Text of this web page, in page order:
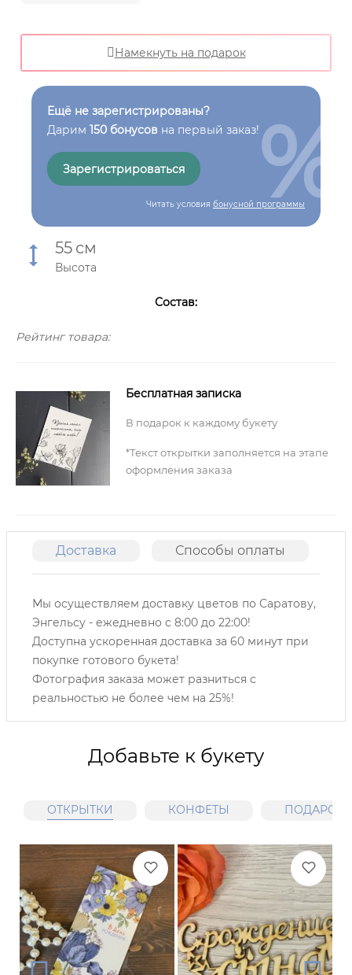
Намекнуть на подарок
Ещё не зарегистрированы?
Дарим 150 бонусов на первый заказ!
Зарегистрироваться
Читать условия бонусной программы
%
55 см
Высота
Состав:
Рейтинг товара:
Бесплатная записка
В подарок к каждому букету
*Текст открытки заполняется на этапе
оформления заказа
Доставка Способы оплаты
Мы осуществляем доставку цветов по Саратову,
Энгельсу - ежедневно с 8:00 до 22:00!
Доступна ускоренная доставка за 60 минут при
покупке готового букета!
Фотография заказа может разниться с
реальностью не более чем на 25%!
Добавьте к букету
ОТКРЫТКИ КОНФЕТЫ